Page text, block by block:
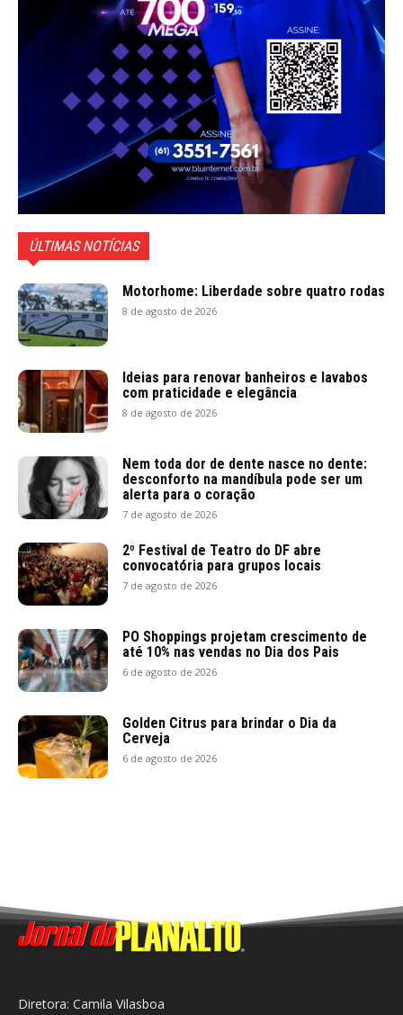
ÚLTIMAS NOTÍCIAS
Motorhome: Liberdade sobre quatro rodas
8 de agosto de 2026
Ideias para renovar banheiros e lavabos
com praticidade e elegância
8 de agosto de 2026
Nem toda dor de dente nasce no dente:
desconforto na mandíbula pode ser um
alerta para o coração
7 de agosto de 2026
2º Festival de Teatro do DF abre
convocatória para grupos locais
7 de agosto de 2026
PO Shoppings projetam crescimento de
até 10% nas vendas no Dia dos Pais
6 de agosto de 2026
Golden Citrus para brindar o Dia da
Cerveja
6 de agosto de 2026
Diretora: Camila Vilasboa